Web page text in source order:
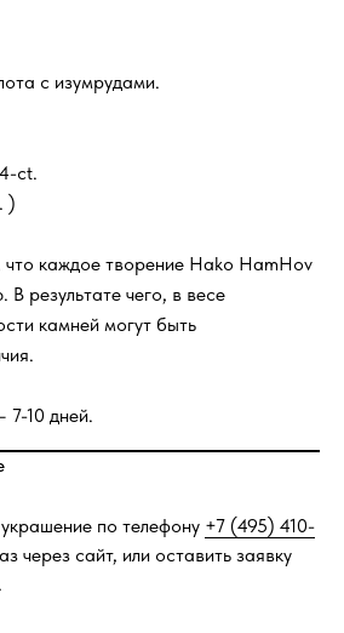
с изумрудами.
ct.
)
каждое творение Hako HamHov
В результате чего, в весе
камней могут быть
7-10 дней.
по телефону +7 (495) 410-
через сайт, или оставить заявку
.